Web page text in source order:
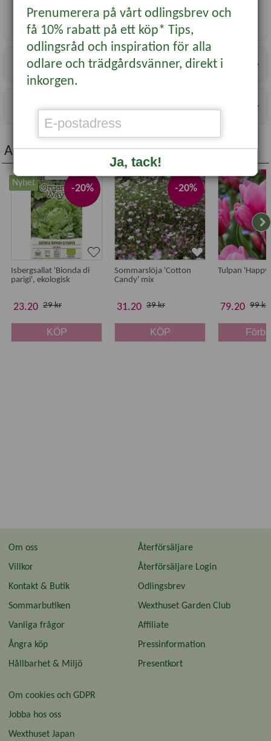
Såtid:
Försådd inomhus mars-apr, direktsådd aug-nov
Blomning/skörd: juni-aug
Användning: Rabatt
Antal fröer:1000
Läs mer...
Specifikationer
Information
Andra köpte även...
-20%
Nyhet
Isbergsallat 'Bionda di
parigi', ekologisk
23.20 29 kr
KÖP
-20%
Sommarslöja 'Cotton
Candy' mix
31.20 39 kr
KÖP
Tulpan 'Happy
79.20 99 kr
Om oss
Villkor
Kontakt & Butik
Sommarbutiken
Vanliga frågor
Ångra köp
Hållbarhet & Miljö
Återförsäljare
Återförsäljare Login
Odlingsbrev
Wexthuset Garden Club
Affiliate
Pressinformation
Presentkort
Om cookies och GDPR
Jobba hos oss
Wexthuset Japan
Prenumerera på vårt odlingsbrev och
få 10% rabatt på ett köp* Tips,
odlingsråd och inspiration för alla
odlare och trädgårdsvänner, direkt i
inkorgen.
Ja, tack!